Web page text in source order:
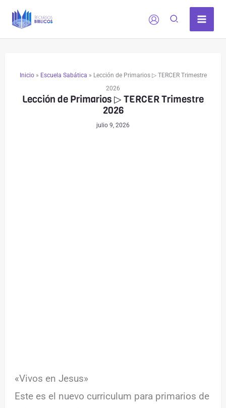
Inicio» Escuela Sabática » Lección de Primarios ▷ TERCER Trimestre
2026
Lección de Primarios ▷ TERCER Trimestre
2026
julio 9, 2026
«Vivos en Jesus»
Este es el nuevo curriculum para primarios de
siguientes
siguientes